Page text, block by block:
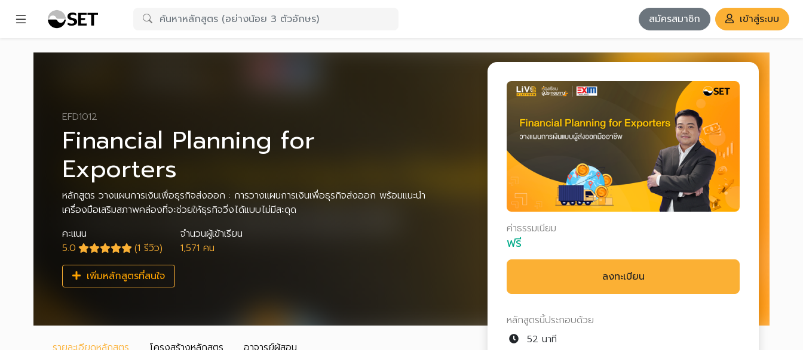
สมัครสมาชิก เข้าสู่ระบบ
EFD1012
Financial Planning for
Exporters
หลักสูตร วางแผนการเงินเพื่อธุรกิจส่งออก : การวางแผนการเงินเพื่อธุรกิจส่งออก พร้อมแนะนำ
เครื่องมือเสริมสภาพคล่องที่จะช่วยให้ธุรกิจวิ่งได้แบบไม่มีสะดุด
คะแนน
5.0
(1 รีวิว)
จำนวนผู้เข้าเรียน
1,571 คน
เพิ่มหลักสูตรที่สนใจ
ค่าธรรมเนียม
ฟรี
ลงทะเบียน
หลักสูตรนี้ประกอบด้วย
52 นาที